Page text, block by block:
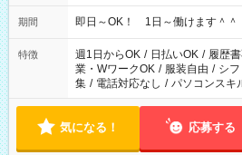
期間 即日～OK！ 1日～働けます＾＾
特徴 週1日からOK / 日払いOK / 履歴
業・WワークOK / 服装自由 / シ
集 / 電話対応なし / パソコンスキ
気になる！ 応募する